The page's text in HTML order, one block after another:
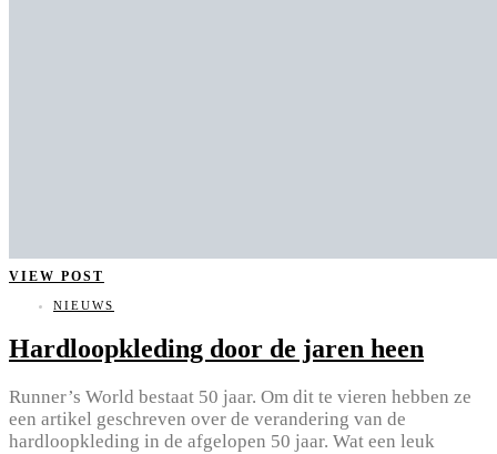
VIEW POST
NIEUWS
Hardloopkleding door de jaren heen
Runner’s World bestaat 50 jaar. Om dit te vieren hebben ze
een artikel geschreven over de verandering van de
hardloopkleding in de afgelopen 50 jaar. Wat een leuk